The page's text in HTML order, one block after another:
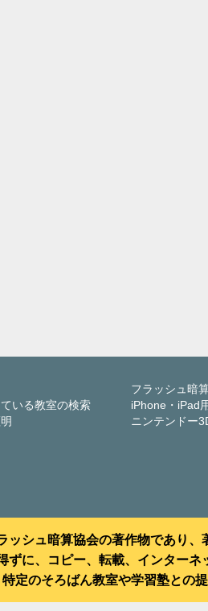
いる教室の検索
フラッシュ暗
iPhone・iPad
ニンテンドー
シュ暗算協会の著作物であり、
ずに、コピー、転載、インターネ
定のそろばん教室や学習塾との